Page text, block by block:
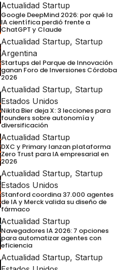
Actualidad Startup
Google DeepMind 2026: por qué la
IA científica perdió frente a
ChatGPT y Claude
Actualidad Startup, Startup
Argentina
Startups del Parque de Innovación
ganan Foro de Inversiones Córdoba
2026
Actualidad Startup, Startup
Estados Unidos
Nikita Bier deja X: 3 lecciones para
founders sobre autonomía y
diversificación
Actualidad Startup
DXC y Primary lanzan plataforma
Zero Trust para IA empresarial en
2026
Actualidad Startup, Startup
Estados Unidos
Stanford coordina 37.000 agentes
de IA y Merck valida su diseño de
fármaco
Actualidad Startup
Navegadores IA 2026: 7 opciones
para automatizar agentes con
eficiencia
Actualidad Startup, Startup